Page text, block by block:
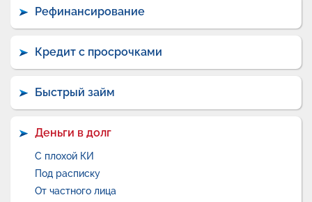
Рефинансирование
Кредит с просрочками
Быстрый займ
Деньги в долг
С плохой КИ
Под расписку
От частного лица